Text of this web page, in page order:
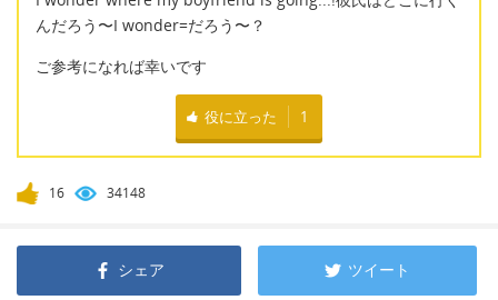
んだろう〜I wonder=だろう〜？
ご参考になれば幸いです
役に立った 1
16 34148
シェア ツイート